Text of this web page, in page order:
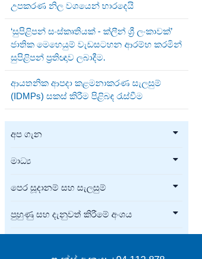
උපකරණ නිල වශයෙන් භාරදෙයි
‘සුපිළිපන් සංස්කෘතියක් - ක්ලීන් ශ්‍රී ලංකාවක්’
ජාතික මෙහෙයුම් වැඩසටහන ආරම්භ කරමින්
සුපිළිපන් ප්‍රතිඥාව ලබාදීම.
ආයතනික ආපදා කළමනාකරණ සැලසුම්
(IDMPs) සකස් කිරීම පිළිබඳ රැස්වීම
අප ගැන
මාධ්‍ය
පෙර සූදානම් සහ සැලසුම්
පුහුණු සහ දැනුවත් කිරීමේ අංශය